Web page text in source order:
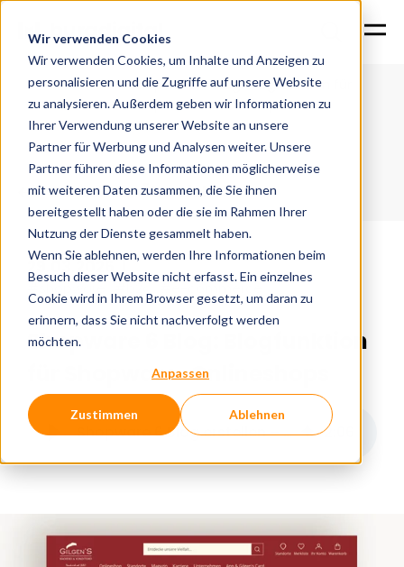
Wir verwenden Cookies
Wir verwenden Cookies, um Inhalte und Anzeigen zu
personalisieren und die Zugriffe auf unsere Website
zu analysieren. Außerdem geben wir Informationen zu
Ihrer Verwendung unserer Website an unsere
Partner für Werbung und Analysen weiter. Unsere
Partner führen diese Informationen möglicherweise
mit weiteren Daten zusammen, die Sie ihnen
bereitgestellt haben oder die sie im Rahmen Ihrer
Nutzung der Dienste gesammelt haben.
Wenn Sie ablehnen, werden Ihre Informationen beim
Besuch dieser Website nicht erfasst. Ein einzelnes
Cookie wird in Ihrem Browser gesetzt, um daran zu
erinnern, dass Sie nicht nachverfolgt werden
möchten.
Anpassen
Zustimmen Ablehnen
Home
Shopware 6 Blog: Blogfunktion für
Shopware-Onlineshops
Zurück zur Übersicht
29.03.2026|
Shopware 6 Blog: Blogfunktion
für Shopware-Onlineshops
Shopware 6 Blog erstellen – Shopware Onlineshops 2